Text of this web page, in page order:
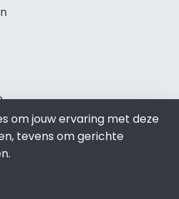
om jouw ervaring met deze
tevens om gerichte